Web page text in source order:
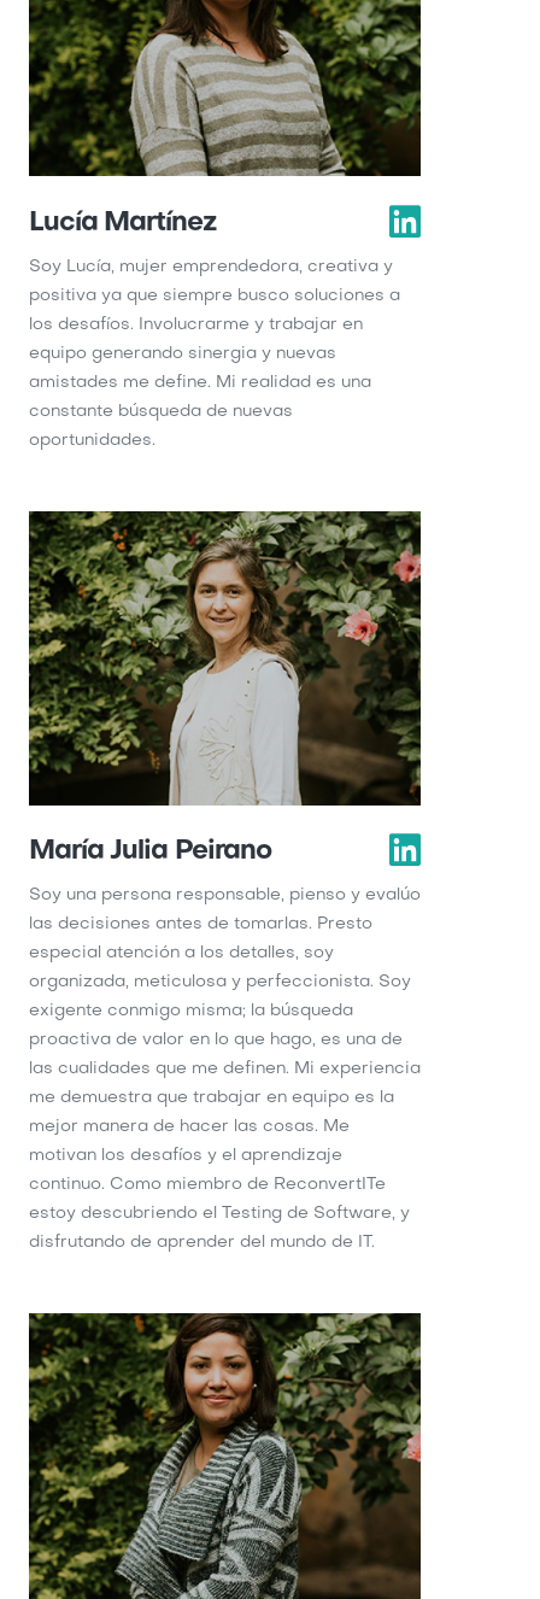
Lucía Martínez
Soy Lucía, mujer emprendedora, creativa y
positiva ya que siempre busco soluciones a
los desafíos. Involucrarme y trabajar en
equipo generando sinergia y nuevas
amistades me define. Mi realidad es una
constante búsqueda de nuevas
oportunidades.
María Julia Peirano
Soy una persona responsable, pienso y evalúo
las decisiones antes de tomarlas. Presto
especial atención a los detalles, soy
organizada, meticulosa y perfeccionista. Soy
exigente conmigo misma; la búsqueda
proactiva de valor en lo que hago, es una de
las cualidades que me definen. Mi experiencia
me demuestra que trabajar en equipo es la
mejor manera de hacer las cosas. Me
motivan los desafíos y el aprendizaje
continuo. Como miembro de ReconvertITe
estoy descubriendo el Testing de Software, y
disfrutando de aprender del mundo de IT.